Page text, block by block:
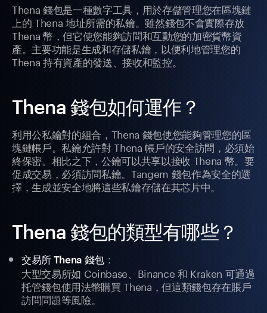
Thena 錢包是一種數字工具，用於存儲管理您在區塊鏈
上的 Thena 地址所需的私鑰。雖然錢包不會實際存放
Thena 幣，但它使您能夠訪問和互動您的加密貨幣資
產。主要功能是生成和存儲私鑰，以便利地管理您的
Thena 持有資產的發送、接收和監控。
Thena 錢包如何運作？
利用公私鑰對的組合，Thena 錢包使您能夠管理您的區
塊鏈帳戶。私鑰允許對 Thena 帳戶的安全訪問，必須始
終保密。相比之下，公鑰可以共享以接收 Thena 幣。要
促成交易，必須訪問私鑰。Tangem 錢包作為安全的選
擇，生成並安全地將這些私鑰存儲在其芯片中。
Thena 錢包的類型有哪些？
交易所 Thena 錢包：
大型交易所如 Coinbase、Binance 和 Kraken 可通過
托管錢包使用法幣購買 Thena，但這類錢包存在賬戶
訪問問題等風險。